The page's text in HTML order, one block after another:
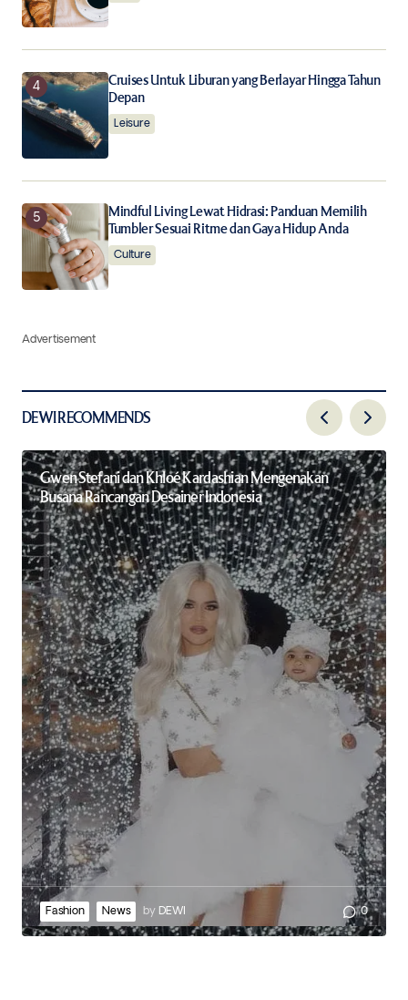
Cruises Untuk Liburan yang Berlayar Hingga Tahun
Depan
Leisure
Mindful Living Lewat Hidrasi: Panduan Memilih
Tumbler Sesuai Ritme dan Gaya Hidup Anda
Culture
Advertisement
DEWI RECOMMENDS
Gwen Stefani dan Khloé Kardashian Mengenakan
Busana Rancangan Desainer Indonesia
Fashion News by DEWI 0